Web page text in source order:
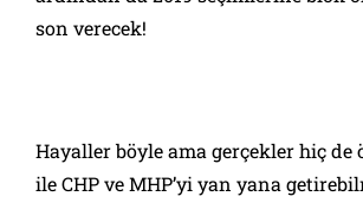
son verecek!
Hayaller böyle ama gerçekler hiç de
ile CHP ve MHP’yi yan yana